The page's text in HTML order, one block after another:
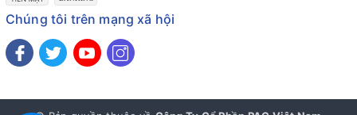
Chúng tôi trên mạng xã hội